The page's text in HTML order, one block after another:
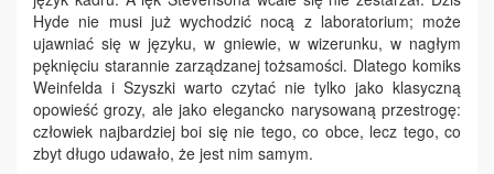
Hyde nie musi już wychodzić nocą z laboratorium; może
ujawniać się w języku, w gniewie, w wizerunku, w nagłym
pęknięciu starannie zarządzanej tożsamości. Dlatego komiks
Weinfelda i Szyszki warto czytać nie tylko jako klasyczną
opowieść grozy, ale jako elegancko narysowaną przestrogę:
człowiek najbardziej boi się nie tego, co obce, lecz tego, co
zbyt długo udawało, że jest nim samym.